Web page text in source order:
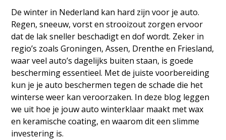
De winter in Nederland kan hard zijn voor je auto.
Regen, sneeuw, vorst en strooizout zorgen ervoor
dat de lak sneller beschadigt en dof wordt. Zeker in
regio’s zoals Groningen, Assen, Drenthe en Friesland,
waar veel auto’s dagelijks buiten staan, is goede
bescherming essentieel. Met de juiste voorbereiding
kun je je auto beschermen tegen de schade die het
winterse weer kan veroorzaken. In deze blog leggen
we uit hoe je jouw auto winterklaar maakt met wax
en keramische coating, en waarom dit een slimme
investering is.